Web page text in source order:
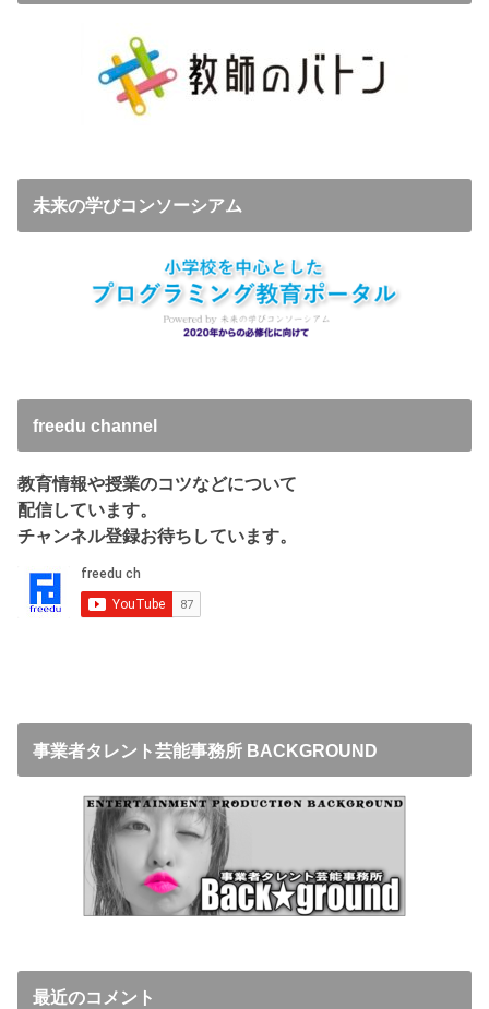
未来の学びコンソーシアム
freedu channel
教育情報や授業のコツなどについて
配信しています。
チャンネル登録お待ちしています。
事業者タレント芸能事務所 BACKGROUND
最近のコメント